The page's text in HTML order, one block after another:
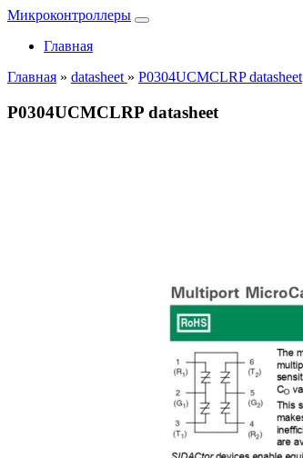
Микроконтроллеры
Главная
Главная » datasheet » P0304UCMCLRP datasheet
P0304UCMCLRP datasheet